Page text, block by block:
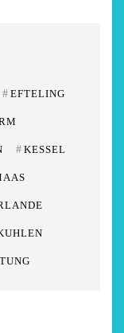
# EFTELING
# KESSEL